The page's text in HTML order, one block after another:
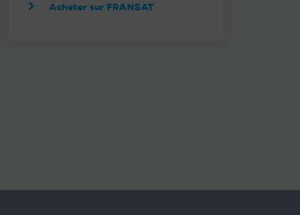
Acheter sur FRANSAT